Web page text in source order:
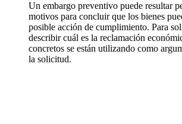
Un embargo preventivo puede resultar
motivos para concluir que los bienes
posible acción de cumplimiento. Para
describir cuál es la reclamación
concretos se están utilizando como
la solicitud.